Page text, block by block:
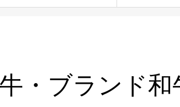
・ブランド